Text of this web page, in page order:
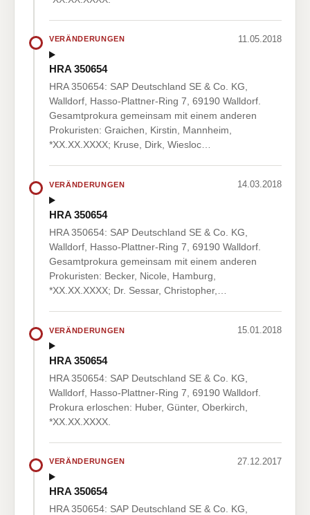
VERÄNDERUNGEN 11.05.2018
HRA 350654
HRA 350654: SAP Deutschland SE & Co. KG,
Walldorf, Hasso-Plattner-Ring 7, 69190 Walldorf.
Gesamtprokura gemeinsam mit einem anderen
Prokuristen: Graichen, Kirstin, Mannheim,
*XX.XX.XXXX; Kruse, Dirk, Wiesloc…
VERÄNDERUNGEN 14.03.2018
HRA 350654
HRA 350654: SAP Deutschland SE & Co. KG,
Walldorf, Hasso-Plattner-Ring 7, 69190 Walldorf.
Gesamtprokura gemeinsam mit einem anderen
Prokuristen: Becker, Nicole, Hamburg,
*XX.XX.XXXX; Dr. Sessar, Christopher,…
VERÄNDERUNGEN 15.01.2018
HRA 350654
HRA 350654: SAP Deutschland SE & Co. KG,
Walldorf, Hasso-Plattner-Ring 7, 69190 Walldorf.
Prokura erloschen: Huber, Günter, Oberkirch,
*XX.XX.XXXX.
VERÄNDERUNGEN 27.12.2017
HRA 350654
HRA 350654: SAP Deutschland SE & Co. KG,